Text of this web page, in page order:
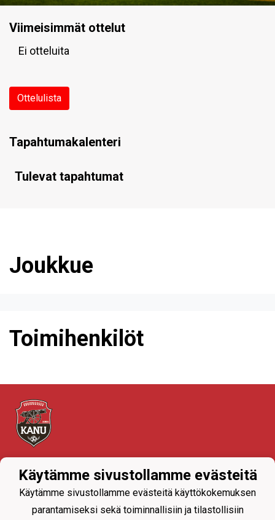
Viimeisimmät ottelut
Ei otteluita
Ottelulista
Tapahtumakalenteri
Tulevat tapahtumat
Joukkue
Toimihenkilöt
Käytämme sivustollamme evästeitä
Käytämme sivustollamme evästeitä käyttökokemuksen
parantamiseksi sekä toiminnallisiin ja tilastollisiin